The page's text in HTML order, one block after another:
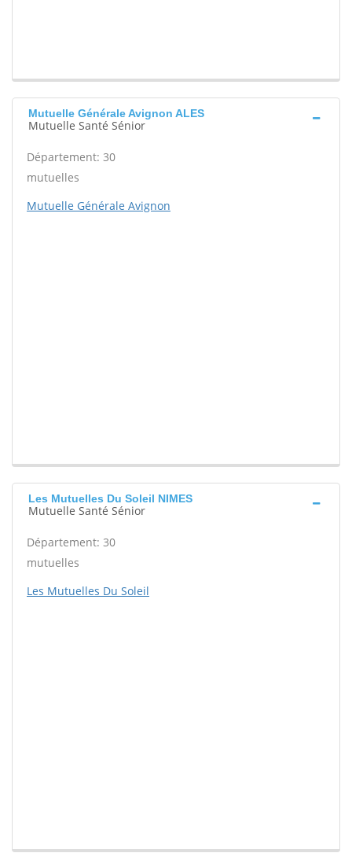
Mutuelle Générale Avignon ALES
Mutuelle Santé Sénior
Département: 30
mutuelles
Mutuelle Générale Avignon
Les Mutuelles Du Soleil NIMES
Mutuelle Santé Sénior
Département: 30
mutuelles
Les Mutuelles Du Soleil